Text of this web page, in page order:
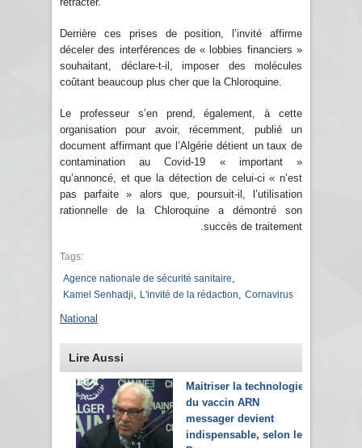
Derrière ces prises de position, l’invité affirme
déceler des interférences de « lobbies financiers »
souhaitant, déclare-t-il, imposer des molécules
coûtant beaucoup plus cher que la Chloroquine.
Le professeur s’en prend, également, à cette
organisation pour avoir, récemment, publié un
document affirmant que l’Algérie détient un taux de
contamination au Covid-19 « important »
qu’annoncé, et que la détection de celui-ci « n’est
pas parfaite » alors que, poursuit-il, l’utilisation
rationnelle de la Chloroquine a démontré son
succès de traitement.
Tags:
Agence nationale de sécurité sanitaire
Kamel Senhadji L'invité de la rédaction Cornavirus
National
Lire Aussi
Maitriser la technologie
du vaccin ARN
messager devient
indispensable, selon le